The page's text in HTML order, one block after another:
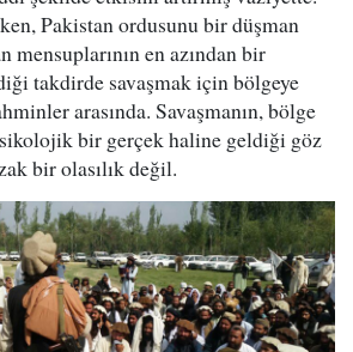
Pakistan ordusunu bir düşman
mensuplarının en azından bir
takdirde savaşmak için bölgeye
arasında. Savaşmanın, bölge
bir gerçek haline geldiği göz
bir olasılık değil.